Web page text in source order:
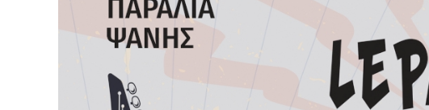
αναντικατάστατη μονάδα του φυσικού πνεύμονα της
Η «Εφορεία Αρχαιοτήτων Αιτωλοακαρνανίας και
που κόπηκαν δημιουργούσαν προβλήματα στο
του κάστρου προέρχονται από τις δεντροφυτεύσεις